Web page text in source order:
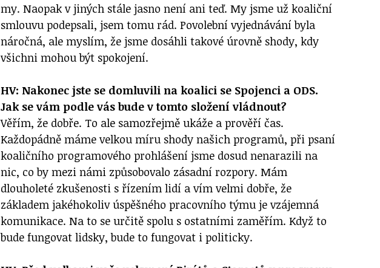
my. Naopak v jiných stále jasno není ani teď. My jsme už koaliční
smlouvu podepsali, jsem tomu rád. Povolební vyjednávání byla
náročná, ale myslím, že jsme dosáhli takové úrovně shody, kdy
všichni mohou být spokojení.
HV: Nakonec jste se domluvili na koalici se Spojenci a ODS.
Jak se vám podle vás bude v tomto složení vládnout?
Věřím, že dobře. To ale samozřejmě ukáže a prověří čas.
Každopádně máme velkou míru shody našich programů, při psaní
koaličního programového prohlášení jsme dosud nenarazili na
nic, co by mezi námi způsobovalo zásadní rozpory. Mám
dlouholeté zkušenosti s řízením lidí a vím velmi dobře, že
základem jakéhokoliv úspěšného pracovního týmu je vzájemná
komunikace. Na to se určitě spolu s ostatními zaměřím. Když to
bude fungovat lidsky, bude to fungovat i politicky.